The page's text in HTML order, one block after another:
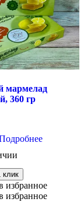
мармелад
360 гр
клик
избранное
избранное